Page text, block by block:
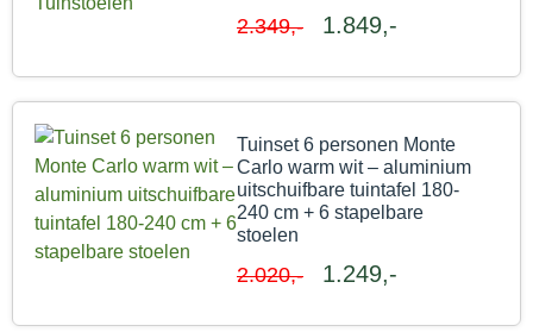
2.349,- 1.849,-
Tuinset 6 personen Monte
Carlo warm wit – aluminium
uitschuifbare tuintafel 180-
240 cm + 6 stapelbare
stoelen
2.020,- 1.249,-